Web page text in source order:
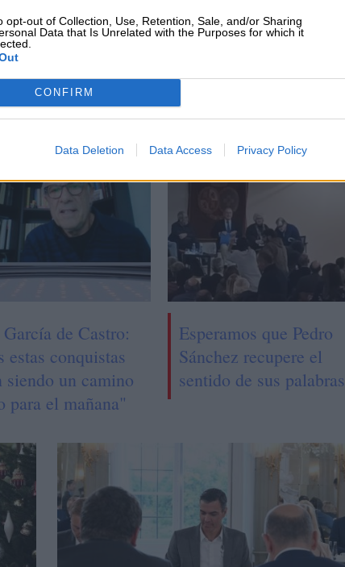
opt-out of Collection, Use, Retention, Sale, and/or Sharing
Data that Is Unrelated with the Purposes for which it
CONFIRM
Data Deletion Data Access Privacy Policy
¿QUÉ ESTÁ PASANDO EN EL
se pierde cuando hay una guerra"
de Castro:
estas conquistas
siendo un camino
para el mañana"
Esperamos que Pedro
Sánchez recupere el
sentido de sus palabras